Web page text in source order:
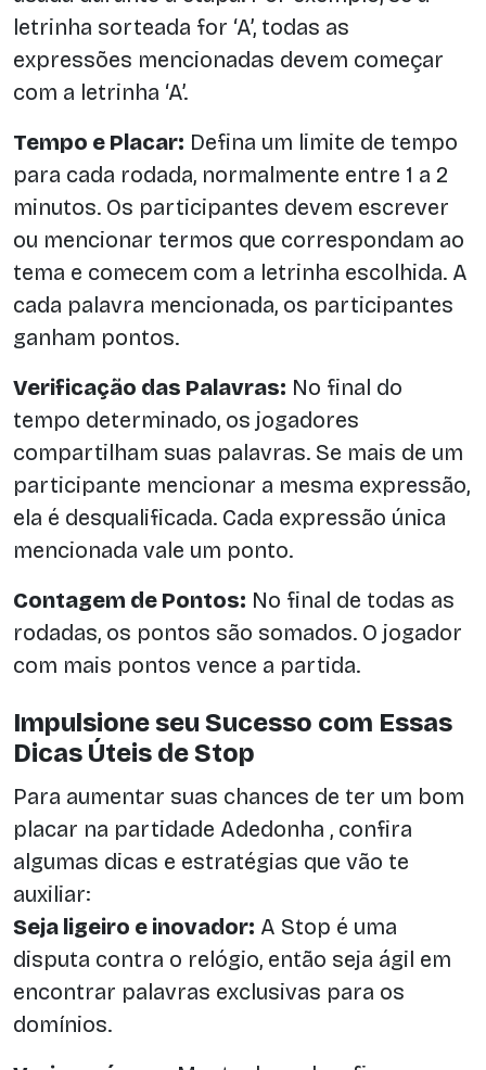
letrinha sorteada for ‘A’, todas as
expressões mencionadas devem começar
com a letrinha ‘A’.
Tempo e Placar: Defina um limite de tempo
para cada rodada, normalmente entre 1 a 2
minutos. Os participantes devem escrever
ou mencionar termos que correspondam ao
tema e comecem com a letrinha escolhida. A
cada palavra mencionada, os participantes
ganham pontos.
Verificação das Palavras: No final do
tempo determinado, os jogadores
compartilham suas palavras. Se mais de um
participante mencionar a mesma expressão,
ela é desqualificada. Cada expressão única
mencionada vale um ponto.
Contagem de Pontos: No final de todas as
rodadas, os pontos são somados. O jogador
com mais pontos vence a partida.
Impulsione seu Sucesso com Essas
Dicas Úteis de Stop
Para aumentar suas chances de ter um bom
placar na partidade Adedonha , confira
algumas dicas e estratégias que vão te
auxiliar:
Seja ligeiro e inovador: A Stop é uma
disputa contra o relógio, então seja ágil em
encontrar palavras exclusivas para os
domínios.